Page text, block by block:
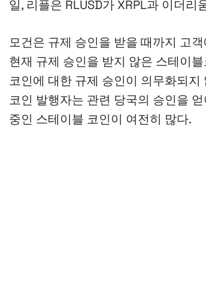
일, 리플은 RLUSD가 XRPL과 이더
모건은 규제 승인을 받을 때까지 고
현재 규제 승인을 받지 않은 스테이
코인에 대한 규제 승인이 의무화되
코인 발행자는 관련 당국의 승인을
중인 스테이블 코인이 여전히 많다.